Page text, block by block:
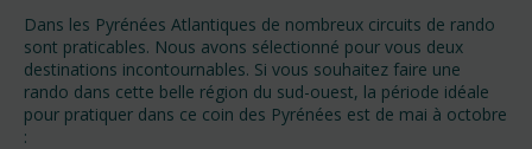
Dans les Pyrénées Atlantiques de nombreux circuits de rando
sont praticables. Nous avons sélectionné pour vous deux
destinations incontournables. Si vous souhaitez faire une
rando dans cette belle région du sud-ouest, la période idéale
pour pratiquer dans ce coin des Pyrénées est de mai à octobre
: